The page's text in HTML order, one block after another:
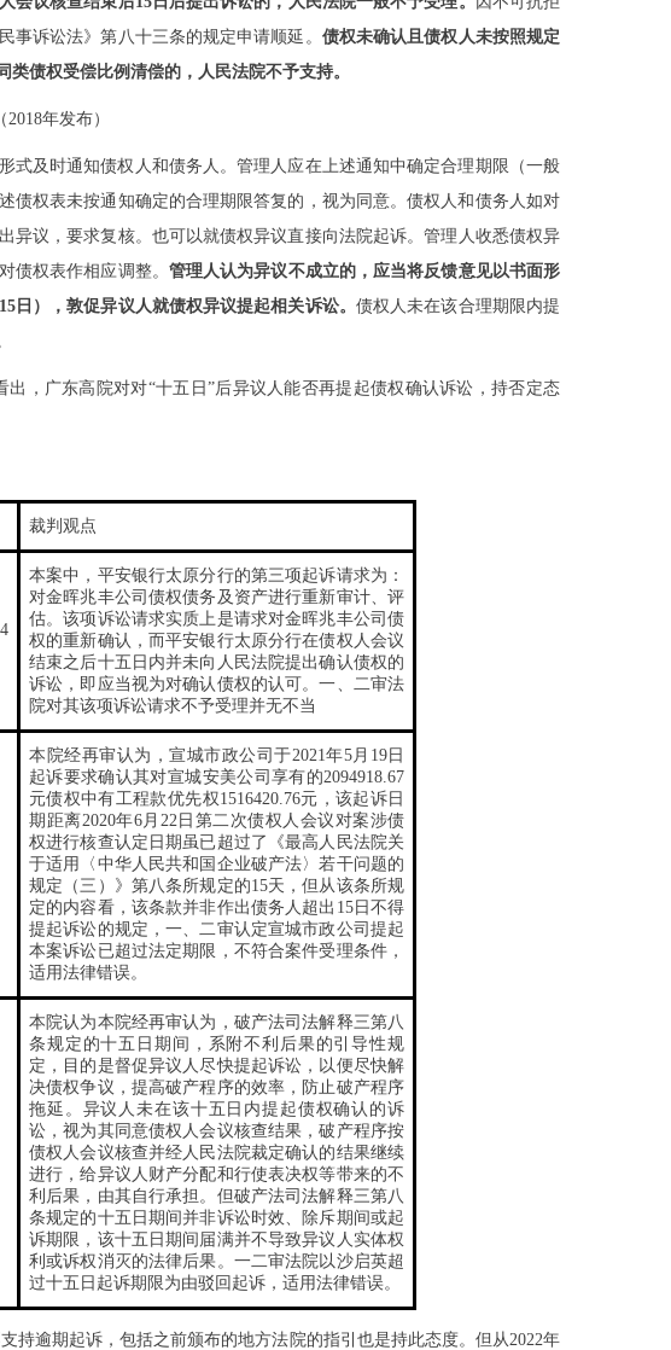
事诉讼法》第八十三条的规定申请顺延。 债权未确认且债权人未按照规定
债权受偿比例清偿的，人民法院不予支持。
年发布）
式及时通知债权人和债务人。管理人应在上述通知中确定合理期限（一般
债权表未按通知确定的合理期限答复的，视为同意。债权人和债务人如对
异议，要求复核。也可以就债权异议直接向法院起诉。管理人收悉债权异
债权表作相应调整。 管理人认为异议不成立的，应当将反馈意见以书面形
日），敦促异议人就债权异议提起相关诉讼。 债权人未在该合理期限内提
出，广东高院对对“十五日”后异议人能否再提起债权确认诉讼，持否定态
裁判观点
本案中，平安银行太原分行的第三项起诉请求为：
对金晖兆丰公司债权债务及资产进行重新审计、评
估。该项诉讼请求实质上是请求对金晖兆丰公司债
权的重新确认，而平安银行太原分行在债权人会议
结束之后十五日内并未向人民法院提出确认债权的
诉讼，即应当视为对确认债权的认可。一、二审法
院对其该项诉讼请求不予受理并无不当
本院经再审认为，宣城市政公司于2021年5月19日
起诉要求确认其对宣城安美公司享有的2094918.67
元债权中有工程款优先权1516420.76元，该起诉日
期距离2020年6月22日第二次债权人会议对案涉债
权进行核查认定日期虽已超过了
《最高人民法院关
于适用〈中华人民共和国企业破产法〉若干问题的
规定（三）》第八条所规定的15天，但从 该条所规
定的内容看，该条款并非作出债务人超出15日不得
提起诉讼的规定，一、二审认定宣城市政公司提起
本案诉讼已超过法定期限，不符合案件受理条件，
适用法律错误。
本院认为本院经再审认为，破产法司法解释三第八
条规定的十五日期间，系附不利后果的引导性规
定，目的是督促异议人尽快提起诉讼，以便尽快解
决债权争议，提高破产程序的效率，防止破产程序
拖延。异议人未在该十五日内提起债权确认的诉
讼，视为其同意债权人会议核查结果，破产程序按
债权人会议核查并经人民法院裁定确认的结果继续
进行，给异议人财产分配和行使表决权等带来的不
利后果，由其自行承担。但破产法司法解释三第八
条规定的十五日期间并非诉讼时效、除斥期间或起
诉期限，该十五日期间届满并不导致异议人实体权
利或诉权消灭的法律后果。一二审法院以沙启英超
过十五日起诉期限为由驳回起诉，适用法律错误。
持逾期起诉，包括之前颁布的地方法院的指引也是持此态度。但从 2022年